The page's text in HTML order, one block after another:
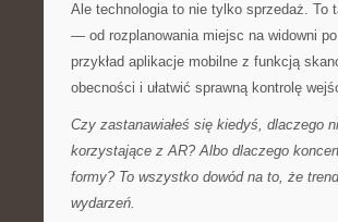
Ale technologia to nie tylko sprzedaż. To
— od rozplanowania miejsc na widowni
przykład aplikacje mobilne z funkcją
obecności i ułatwić sprawną kontrolę
Czy zastanawiałeś się kiedyś, dlaczego
korzystające z AR? Albo dlaczego
formy? To wszystko dowód na to, że
wydarzeń.